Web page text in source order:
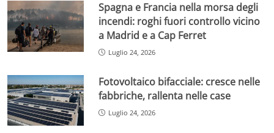
Spagna e Francia nella morsa degli
incendi: roghi fuori controllo vicino
a Madrid e a Cap Ferret
Luglio 24, 2026
Fotovoltaico bifacciale: cresce nelle
fabbriche, rallenta nelle case
Luglio 24, 2026